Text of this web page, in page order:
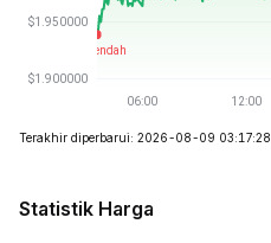
Terakhir diperbarui: 2026-08-09 03:17:28
Statistik Harga